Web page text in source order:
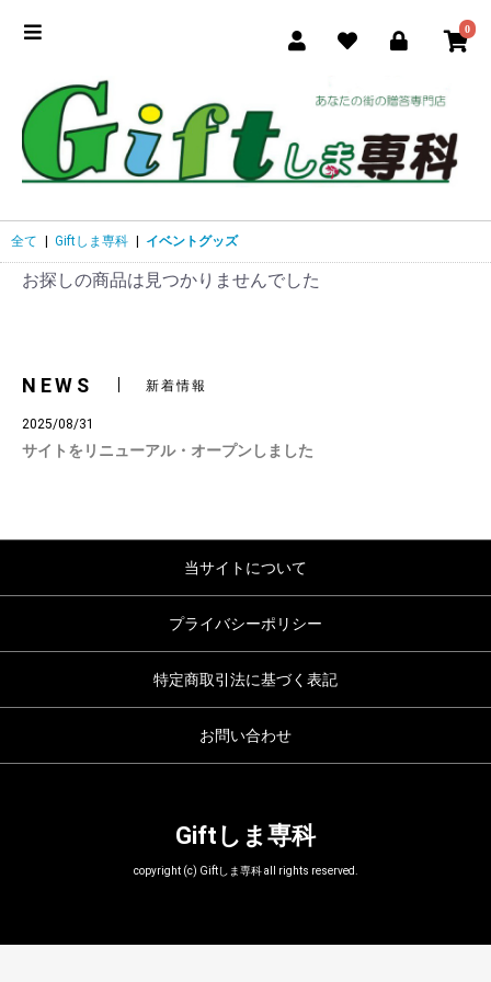
0
全て | Giftしま専科 | イベントグッズ
お探しの商品は見つかりませんでした
NEWS 新着情報
2025/08/31
サイトをリニューアル・オープンしました
当サイトについて
プライバシーポリシー
特定商取引法に基づく表記
お問い合わせ
Giftしま専科
copyright (c) Giftしま専科 all rights reserved.